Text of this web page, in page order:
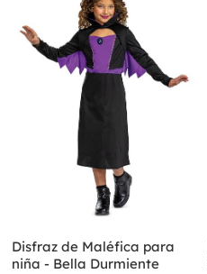
Disfraz de Maléfica para
niña - Bella Durmiente